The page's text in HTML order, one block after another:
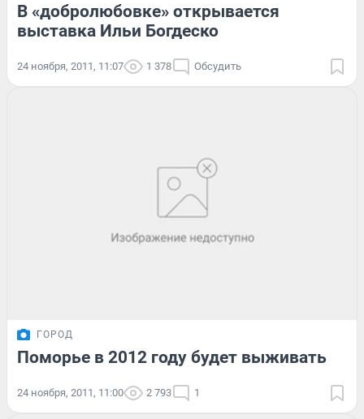
В «добролюбовке» открывается
выставка Ильи Богдеско
24 ноября, 2011, 11:07 1 378 Обсудить
ГОРОД
Поморье в 2012 году будет выживать
24 ноября, 2011, 11:00 2 793 1